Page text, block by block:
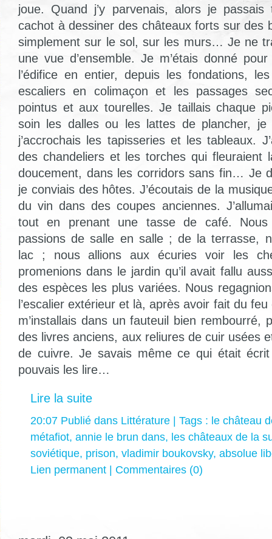
joue. Quand j’y parvenais, alors je
cachot à dessiner des châteaux forts sur des
simplement sur le sol, sur les murs… Je ne
une vue d’ensemble. Je m’étais donné
l’édifice en entier, depuis les fondations,
escaliers en colimaçon et les passages
pointus et aux tourelles. Je taillais chaque
soin les dalles ou les lattes de plancher, je
j’accrochais les tapisseries et les tableaux.
des chandeliers et les torches qui fleuraient
doucement, dans les corridors sans fin… Je
je conviais des hôtes. J’écoutais de la
du vin dans des coupes anciennes.
tout en prenant une tasse de café. Nous
passions de salle en salle ; de la terrasse,
lac ; nous allions aux écuries voir les
promenions dans le jardin qu’il avait fallu
des espèces les plus variées. Nous
l’escalier extérieur et là, après avoir fait du
m’installais dans un fauteuil bien rembourré,
des livres anciens, aux reliures de cuir usées
de cuivre. Je savais même ce qui était
pouvais les lire…
Lire la suite
20:07 Publié dans Littérature | Tags : le château
métafiot, annie le brun dans, les châteaux de la
soviétique, prison, vladimir boukovsky, absolue
Lien permanent | Commentaires (0)